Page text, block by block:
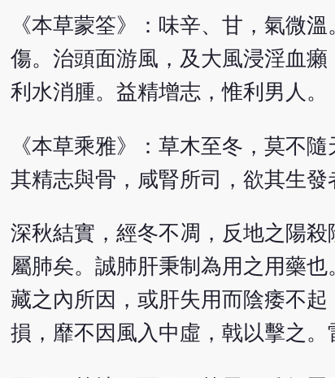
《本草蒙筌》：味辛、甘，氣微
傷。治頭面游風，及大風浸淫血
利水消腫。益精增志，惟利男人。
《本草乘雅》：草木至冬，莫不
其精志與骨，咸腎所司，欲其生發
深秋結實，經冬不凋，反地之陽
屬肺矣。誠肺肝秉制為用之用藥
藏之內所因，或肝失用而陰痿不
損，靡不因風入中虛，戟以擊之。